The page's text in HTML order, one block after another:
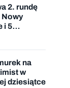
2. rundę
Nowy
i 5
na
w
dziesiątce